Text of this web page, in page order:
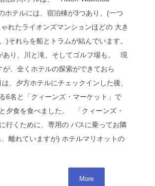
テルには、宿泊棟が3つあり、(一つ
れたライオンズマンションほどの 大き
)それらを船とトラムが結んでいます。
あり、川と滝、そしてゴルフ場も。 現
が、全くホテルの探索ができておら
、夕方ホテルにチェックインした後、
6名と「クィーンズ・マーケット」で
夕食を食べました。 「クィーンズ・
行くために、専用の バスに乗ってお隣
離れていますが) ホテルマリオットの
More